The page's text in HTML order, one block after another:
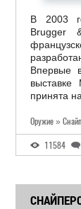
В 2003
Brugger
Впервые
принята
Оружие »
11584